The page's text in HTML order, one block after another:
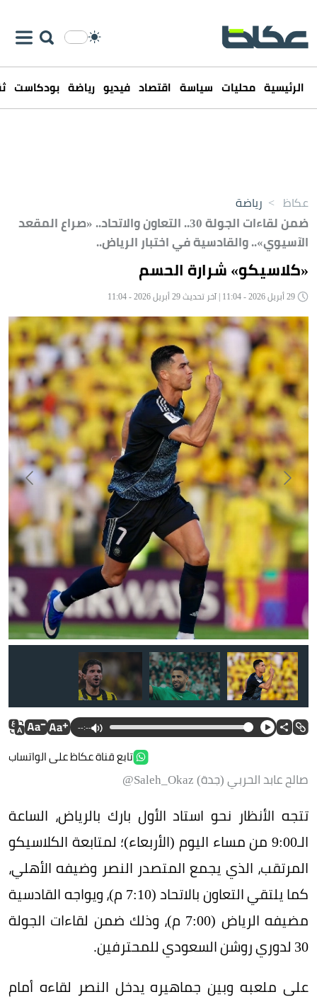
الرئيسية محليات سياسة اقتصاد فيديو رياضة بودكاست
عكاظ > رياضة
ضمن لقاءات الجولة 30.. التعاون والاتحاد.. «صراع المقعد
الآسيوي».. والقادسية في اختبار الرياض..
«كلاسيكو» شرارة الحسم
النجم الأهلاوي رياض محرز
--:--
تابع قناة عكاظ على الواتساب
صالح عابد الحربي (جدة) Saleh_Okaz@
تتجه الأنظار نحو استاد الأول بارك بالرياض، الساعة
الـ9:00 من مساء اليوم (الأربعاء)؛ لمتابعة الكلاسيكو
المرتقب، الذي يجمع المتصدر النصر وضيفه الأهلي،
كما يلتقي التعاون بالاتحاد (7:10 م)، ويواجه القادسية
مضيفه الرياض (7:00 م)، وذلك ضمن لقاءات الجولة
30 لدوري روشن السعودي للمحترفين.
على ملعبه وبين جماهيره يدخل النصر لقاءه أمام